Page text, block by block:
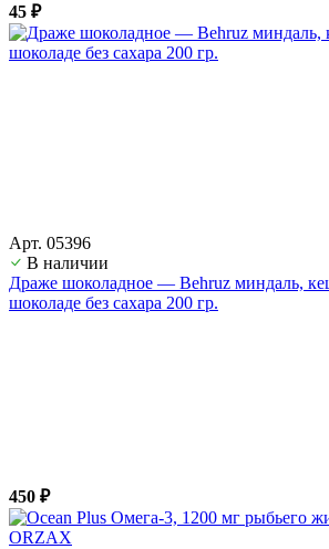
45 ₽
Арт. 05396
В наличии
Драже шоколадное — Behruz миндаль,
шоколаде без сахара 200 гр.
450 ₽